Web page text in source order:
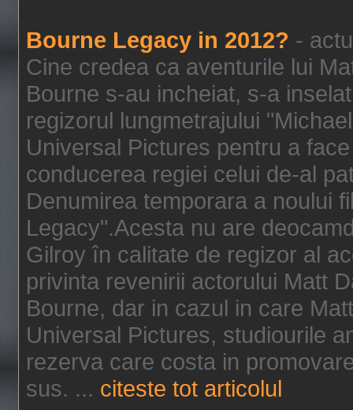
Bourne Legacy in 2012? -
Cine credea ca aventurile lui
Bourne s-au incheiat, s-a
regizorul lungmetrajului
Universal Pictures pentru a
conducerea regiei celui de-al
Denumirea temporara a noului
Legacy".Acesta nu are
Gilroy în calitate de regizor al
privinta revenirii actorului Matt
Bourne, dar in cazul in care
Universal Pictures, studiourile
rezerva care costa in
sus. ... citeste tot articolul